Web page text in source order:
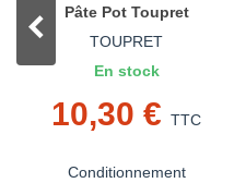
Pâte Pot Toupret
TOUPRET
En stock
10,30 € TTC
Conditionnement